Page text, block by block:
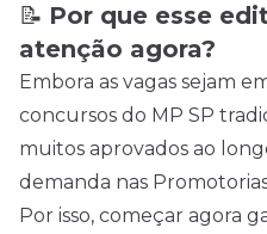
📝 Por que esse
atenção agora?
Embora as vagas sejam
concursos do MP SP
muitos aprovados ao
demanda nas
Por isso, começar agora